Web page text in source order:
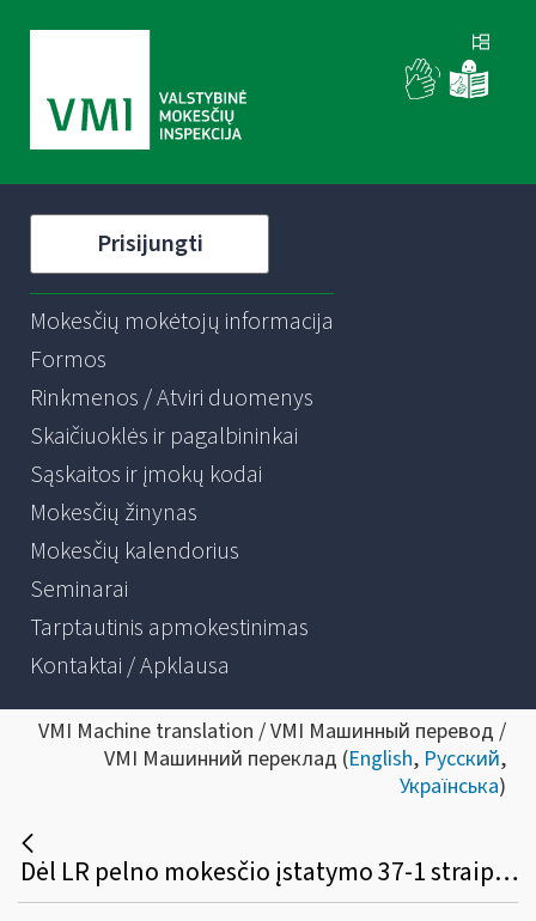
Prisijungti
Mokesčių mokėtojų informacija
Formos
Rinkmenos / Atviri duomenys
Skaičiuoklės ir pagalbininkai
Sąskaitos ir įmokų kodai
Mokesčių žinynas
Mokesčių kalendorius
Seminarai
Tarptautinis apmokestinimas
Kontaktai / Apklausa
VMI Machine translation / VMI Машинный перевод /
VMI Машинний переклад (English, Русский,
Українська)
Dėl LR pelno mokesčio įstatymo 37-1 straipsnio ir 53 straipsnio 2 dalies apibendrinto paaiškinimo (komentaro)